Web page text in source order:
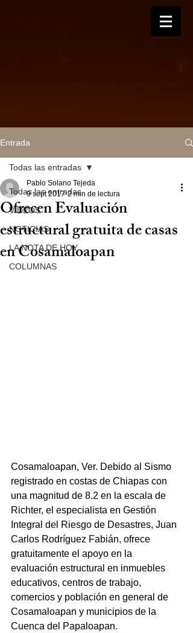
Entrada
Todas las entradas
VIDEOS
NOTICIAS
LA NOTA DE HOY
COLUMNAS
Todas las entradas
Ofrecen Evaluación
estructural gratuita de casas
en Cosamaloapan
Pablo Solano Tejeda
9 sept 2017 2 min de lectura
Cosamaloapan, Ver. Debido al Sismo
registrado en costas de Chiapas con
una magnitud de 8.2 en la escala de
Richter, el especialista en Gestión
Integral del Riesgo de Desastres, Juan
Carlos Rodríguez Fabián, ofrece
gratuitamente el apoyo en la
evaluación estructural en inmuebles
educativos, centros de trabajo,
comercios y población en general de
Cosamaloapan y municipios de la
Cuenca del Papaloapan.